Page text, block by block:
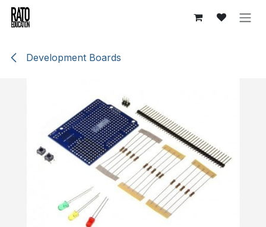
Overslaan naar inhoud
Development Boards